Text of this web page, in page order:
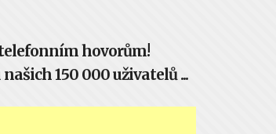
hovorům!
150 000 uživatelů ...